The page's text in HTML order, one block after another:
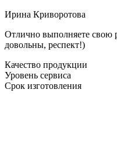
Ирина Криворотова
Отлично выполняете свою
довольны, респект!)
Качество продукции
Уровень сервиса
Срок изготовления